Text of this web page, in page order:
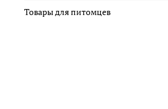
Товары для питомцев